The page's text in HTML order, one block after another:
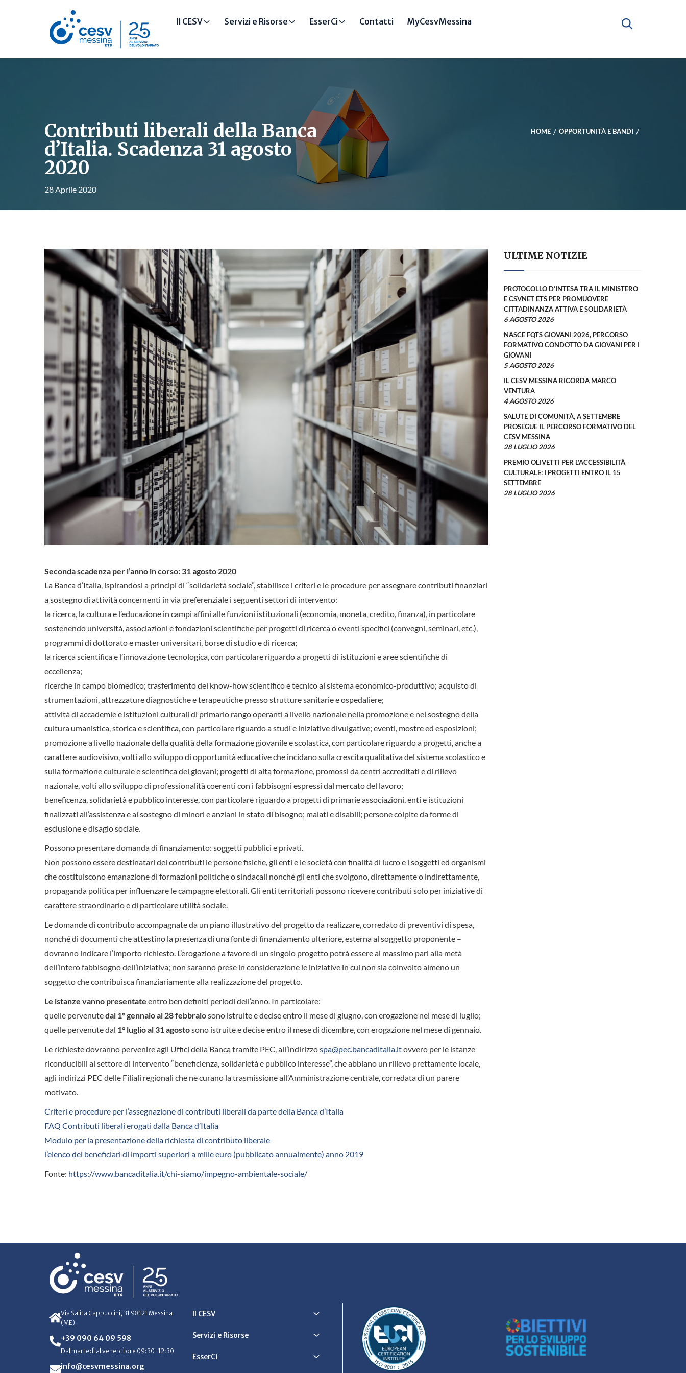
Il CESV Servizi e Risorse EsserCi Contatti MyCesvMessina
Contributi liberali della Banca
d’Italia. Scadenza 31 agosto
2020
28 Aprile 2020
HOME OPPORTUNITÀ E BANDI
Seconda scadenza per l’anno in corso: 31 agosto 2020
La Banca d’Italia, ispirandosi a principi di “solidarietà sociale”, stabilisce i criteri e le procedure per assegnare contributi finanziari
a sostegno di attività concernenti in via preferenziale i seguenti settori di intervento:
la ricerca, la cultura e l’educazione in campi affini alle funzioni istituzionali (economia, moneta, credito, finanza), in particolare
sostenendo università, associazioni e fondazioni scientifiche per progetti di ricerca o eventi specifici (convegni, seminari, etc.),
programmi di dottorato e master universitari, borse di studio e di ricerca;
la ricerca scientifica e l’innovazione tecnologica, con particolare riguardo a progetti di istituzioni e aree scientifiche di
eccellenza;
ricerche in campo biomedico; trasferimento del know-how scientifico e tecnico al sistema economico-produttivo; acquisto di
strumentazioni, attrezzature diagnostiche e terapeutiche presso strutture sanitarie e ospedaliere;
attività di accademie e istituzioni culturali di primario rango operanti a livello nazionale nella promozione e nel sostegno della
cultura umanistica, storica e scientifica, con particolare riguardo a studi e iniziative divulgative; eventi, mostre ed esposizioni;
promozione a livello nazionale della qualità della formazione giovanile e scolastica, con particolare riguardo a progetti, anche a
carattere audiovisivo, volti allo sviluppo di opportunità educative che incidano sulla crescita qualitativa del sistema scolastico e
sulla formazione culturale e scientifica dei giovani; progetti di alta formazione, promossi da centri accreditati e di rilievo
nazionale, volti allo sviluppo di professionalità coerenti con i fabbisogni espressi dal mercato del lavoro;
beneficenza, solidarietà e pubblico interesse, con particolare riguardo a progetti di primarie associazioni, enti e istituzioni
finalizzati all’assistenza e al sostegno di minori e anziani in stato di bisogno; malati e disabili; persone colpite da forme di
esclusione e disagio sociale.
Possono presentare domanda di finanziamento: soggetti pubblici e privati.
Non possono essere destinatari dei contributi le persone fisiche, gli enti e le società con finalità di lucro e i soggetti ed organismi
che costituiscono emanazione di formazioni politiche o sindacali nonché gli enti che svolgono, direttamente o indirettamente,
propaganda politica per influenzare le campagne elettorali. Gli enti territoriali possono ricevere contributi solo per iniziative di
carattere straordinario e di particolare utilità sociale.
Le domande di contributo accompagnate da un piano illustrativo del progetto da realizzare, corredato di preventivi di spesa,
nonché di documenti che attestino la presenza di una fonte di finanziamento ulteriore, esterna al soggetto proponente –
dovranno indicare l’importo richiesto. L’erogazione a favore di un singolo progetto potrà essere al massimo pari alla metà
dell’intero fabbisogno dell’iniziativa; non saranno prese in considerazione le iniziative in cui non sia coinvolto almeno un
soggetto che contribuisca finanziariamente alla realizzazione del progetto.
Le istanze vanno presentate entro ben definiti periodi dell’anno. In particolare:
quelle pervenutedal 1° gennaio al 28 febbraiosono istruite e decise entro il mese di giugno, con erogazione nel mese di luglio;
quelle pervenute dal 1° luglio al 31 agostosono istruite e decise entro il mese di dicembre, con erogazione nel mese di gennaio.
Le richieste dovranno pervenire agli Uffici della Banca tramite PEC, all’indirizzospa@pec.bancaditalia.itovvero per le istanze
riconducibili al settore di intervento “beneficienza, solidarietà e pubblico interesse”, che abbiano un rilievo prettamente locale,
agli indirizzi PEC delle Filiali regionali che ne curano la trasmissione all’Amministrazione centrale, corredata di un parere
motivato.
Criteri e procedure per l’assegnazione di contributi liberali da parte della Banca d’Italia
FAQ Contributi liberali erogati dalla Banca d’Italia
Modulo per la presentazione della richiesta di contributo liberale
l’elenco dei beneficiari di importi superiori a mille euro (pubblicato annualmente) anno 2019
Fonte: https://www.bancaditalia.it/chi-siamo/impegno-ambientale-sociale/
ULTIME NOTIZIE
PROTOCOLLO D’INTESA TRA IL MINISTERO
E CSVNET ETS PER PROMUOVERE
CITTADINANZA ATTIVA E SOLIDARIETÀ
6 AGOSTO 2026
NASCE FQTS GIOVANI 2026, PERCORSO
FORMATIVO CONDOTTO DA GIOVANI PER I
GIOVANI
5 AGOSTO 2026
IL CESV MESSINA RICORDA MARCO
VENTURA
4 AGOSTO 2026
SALUTE DI COMUNITÀ, A SETTEMBRE
PROSEGUE IL PERCORSO FORMATIVO DEL
CESV MESSINA
28 LUGLIO 2026
PREMIO OLIVETTI PER L’ACCESSIBILITÀ
CULTURALE: I PROGETTI ENTRO IL 15
SETTEMBRE
28 LUGLIO 2026
Via Salita Cappuccini, 31 98121 Messina
(ME)
+39 090 64 09 598
Dal martedì al venerdì ore 09:30-12:30
info@cesvmessina.org
Il CESV
Servizi e Risorse
EsserCi